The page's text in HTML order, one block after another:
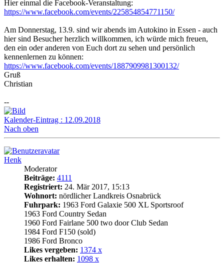
Hier einmal die Facebook-Veranstaltung:
https://www.facebook.com/events/225854854771150/
Am Donnerstag, 13.9. sind wir abends im Autokino in Essen - auch
hier sind Besucher herzlich willkommen, ich würde mich freuen,
den ein oder anderen von Euch dort zu sehen und persönlich
kennenlernen zu können:
https://www.facebook.com/events/1887909981300132/
Gruß
Christian
--
Kalender-Eintrag : 12.09.2018
Nach oben
Henk
Moderator
Beiträge: 4111
Registriert: 24. Mär 2017, 15:13
Wohnort: nördlicher Landkreis Osnabrück
Fuhrpark: 1963 Ford Galaxie 500 XL Sportsroof
1963 Ford Country Sedan
1960 Ford Fairlane 500 two door Club Sedan
1984 Ford F150 (sold)
1986 Ford Bronco
Likes vergeben: 1374 x
Likes erhalten: 1098 x